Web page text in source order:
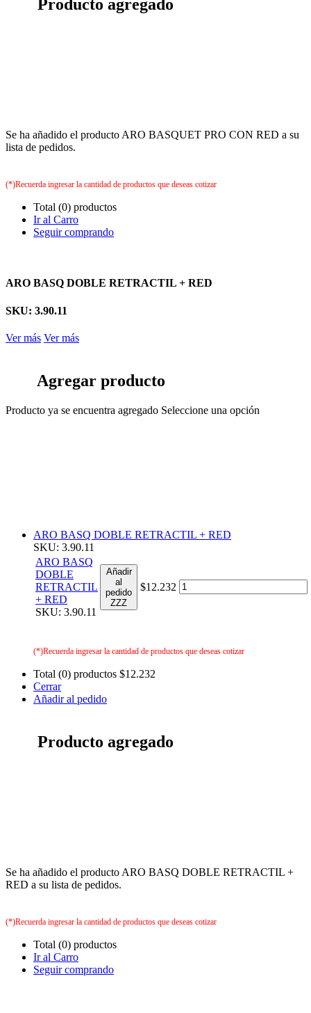
Producto agregado
Se ha añadido el producto ARO BASQUET PRO CON RED a su
lista de pedidos.
(*)Recuerda ingresar la cantidad de productos que deseas cotizar
Total (0) productos
Ir al Carro
Seguir comprando
ARO BASQ DOBLE RETRACTIL + RED
SKU: 3.90.11
Ver más Ver más
Agregar producto
Producto ya se encuentra agregado Seleccione una opción
ARO BASQ DOBLE RETRACTIL + RED
SKU: 3.90.11
ARO BASQ
DOBLE
RETRACTIL
+ RED
SKU: 3.90.11
Añadir
al
pedido
ZZZ
$12.232
(*)Recuerda ingresar la cantidad de productos que deseas cotizar
Total (0) productos $12.232
Cerrar
Añadir al pedido
Producto agregado
Se ha añadido el producto ARO BASQ DOBLE RETRACTIL +
RED a su lista de pedidos.
(*)Recuerda ingresar la cantidad de productos que deseas cotizar
Total (0) productos
Ir al Carro
Seguir comprando